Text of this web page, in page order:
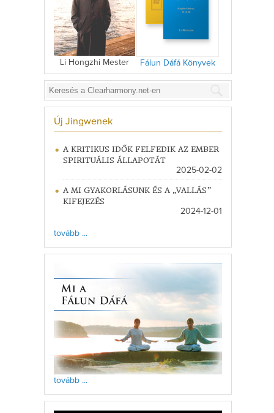
Li Hongzhi Mester Fálun Dáfá Könyvek
Új Jingwenek
A KRITIKUS IDŐK FELFEDIK AZ EMBER
SPIRITUÁLIS ÁLLAPOTÁT
2025-02-02
A MI GYAKORLÁSUNK ÉS A „VALLÁS”
KIFEJEZÉS
2024-12-01
tovább ...
tovább ...